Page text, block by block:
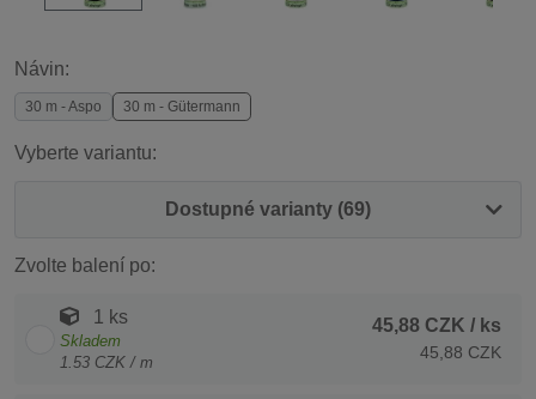
Návin:
30 m - Aspo 30 m - Gütermann
Vyberte variantu:
Dostupné varianty (69)
Zvolte balení po:
1 ks
Skladem
1.53 CZK / m
45,88 CZK / ks
45,88 CZK